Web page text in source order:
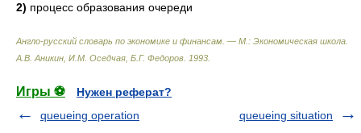
2) процесс образования очереди
Англо-русский словарь по экономике и финансам. — М.: Экономическая школа
А.В. Аникин, И.М. Оседчая, Б.Г. Федоров 1993
Игры ⚽
Нужен реферат?
queueing operation
queueing situation